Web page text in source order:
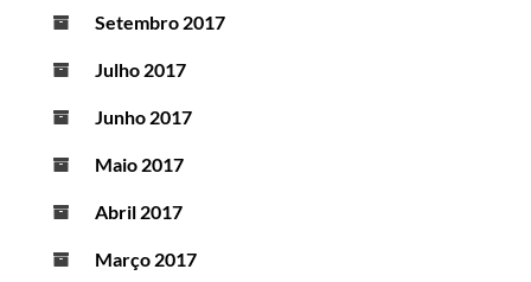
Setembro 2017
Julho 2017
Junho 2017
Maio 2017
Abril 2017
Março 2017